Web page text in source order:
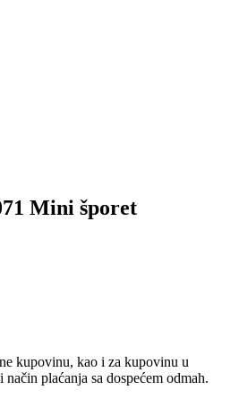
Mini šporet
kupovinu, kao i za kupovinu u
plaćanja sa dospećem odmah.